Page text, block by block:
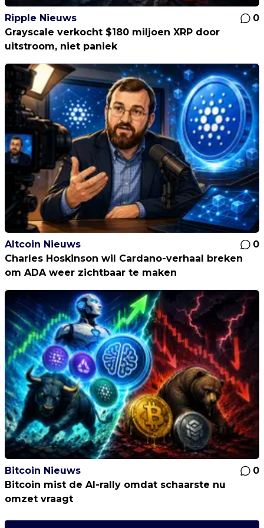
Ripple Nieuws
0
Grayscale verkocht $180 miljoen XRP door
uitstroom, niet paniek
Altcoin Nieuws
0
Charles Hoskinson wil Cardano-verhaal breken
om ADA weer zichtbaar te maken
Bitcoin Nieuws
0
Bitcoin mist de AI-rally omdat schaarste nu
omzet vraagt